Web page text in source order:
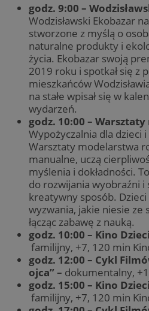
godz. 9:00 –
Wodzisławski Ekobazar
stworzone z myślą o
naturalne produkty i
życia. Ekobazar swoją
2019 roku i spotkał się z
mieszkańców
na stałe wpisał się w
wydarzeń.
godz. 10:00 –
Wypożyczalnia dla dzieci i
Warsztaty modelarstwa
manualne, uczą
myślenia i dokładności.
do rozwijania wyobraźni i
kreatywny sposób.
wyzwania, jakie niesie ze
łącząc zabawę z nauką.
godz. 10:00 – Kino
familijny, +7, 120 min
godz. 12:00 – Cykl
ojca” – dokumentalny,
godz. 15:00 – Kino
familijny, +7, 120 min